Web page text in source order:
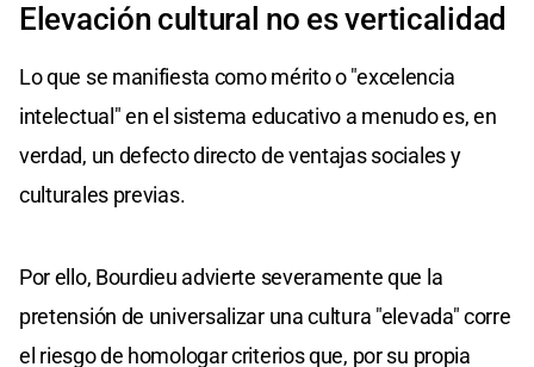
Elevación cultural no es verticalidad
Lo que se manifiesta como mérito o "excelencia
intelectual" en el sistema educativo a menudo es, en
verdad, un defecto directo de ventajas sociales y
culturales previas.
Por ello, Bourdieu advierte severamente que la
pretensión de universalizar una cultura "elevada" corre
el riesgo de homologar criterios que, por su propia